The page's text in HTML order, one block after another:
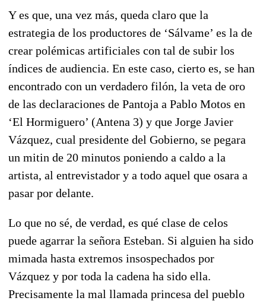
Y es que, una vez más, queda claro que la
estrategia de los productores de ‘Sálvame’ es la de
crear polémicas artificiales con tal de subir los
índices de audiencia. En este caso, cierto es, se han
encontrado con un verdadero filón, la veta de oro
de las declaraciones de Pantoja a Pablo Motos en
‘El Hormiguero’ (Antena 3) y que Jorge Javier
Vázquez, cual presidente del Gobierno, se pegara
un mitin de 20 minutos poniendo a caldo a la
artista, al entrevistador y a todo aquel que osara a
pasar por delante.
Lo que no sé, de verdad, es qué clase de celos
puede agarrar la señora Esteban. Si alguien ha sido
mimada hasta extremos insospechados por
Vázquez y por toda la cadena ha sido ella.
Precisamente la mal llamada princesa del pueblo